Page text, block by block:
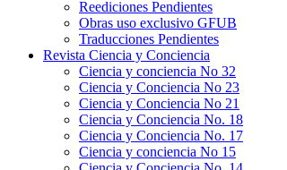
Reediciones Pendientes
Obras uso exclusivo GFUB
Traducciones Pendientes
Revista Ciencia y Conciencia
Ciencia y conciencia No 32
Ciencia y Conciencia No 23
Ciencia y Conciencia No 21
Ciencia y Conciencia No. 18
Ciencia y Conciencia No. 17
Ciencia y conciencia No 15